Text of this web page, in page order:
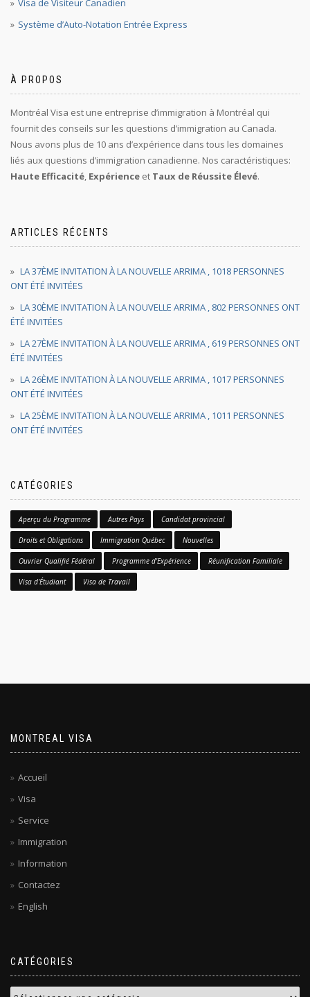
Système d’Auto-Notation Entrée Express
À PROPOS
Montréal Visa est une entreprise d’immigration à Montréal qui
fournit des conseils sur les questions d’immigration au Canada.
Nous avons plus de 10 ans d’expérience dans tous les domaines
liés aux questions d’immigration canadienne. Nos caractéristiques:
Haute Efficacité Expérience et Taux de Réussite Élevé.
ARTICLES RÉCENTS
LA 37ÈME INVITATION À LA NOUVELLE ARRIMA , 1018 PERSONNES
ONT ÉTÉ INVITÉES
LA 30ÈME INVITATION À LA NOUVELLE ARRIMA , 802 PERSONNES ONT
ÉTÉ INVITÉES
LA 27ÈME INVITATION À LA NOUVELLE ARRIMA , 619 PERSONNES ONT
ÉTÉ INVITÉES
LA 26ÈME INVITATION À LA NOUVELLE ARRIMA , 1017 PERSONNES
ONT ÉTÉ INVITÉES
LA 25ÈME INVITATION À LA NOUVELLE ARRIMA , 1011 PERSONNES
ONT ÉTÉ INVITÉES
CATÉGORIES
Aperçu du Programme Autres Pays Candidat provincial
Droits et Obligations Immigration Québec Nouvelles
Ouvrier Qualifié Fédéral Programme d'Expérience Réunification Familiale
Visa d'Étudiant Visa de Travail
MONTREAL VISA
Accueil
Visa
Service
Immigration
Information
Contactez
English
CATÉGORIES